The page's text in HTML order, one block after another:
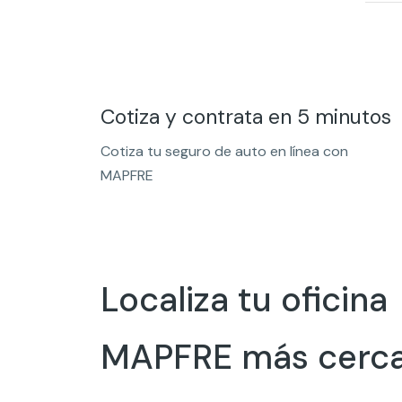
Cotiza y contrata en 5 minutos
Cotiza tu seguro de auto en línea con
MAPFRE
Localiza tu oficina
MAPFRE más